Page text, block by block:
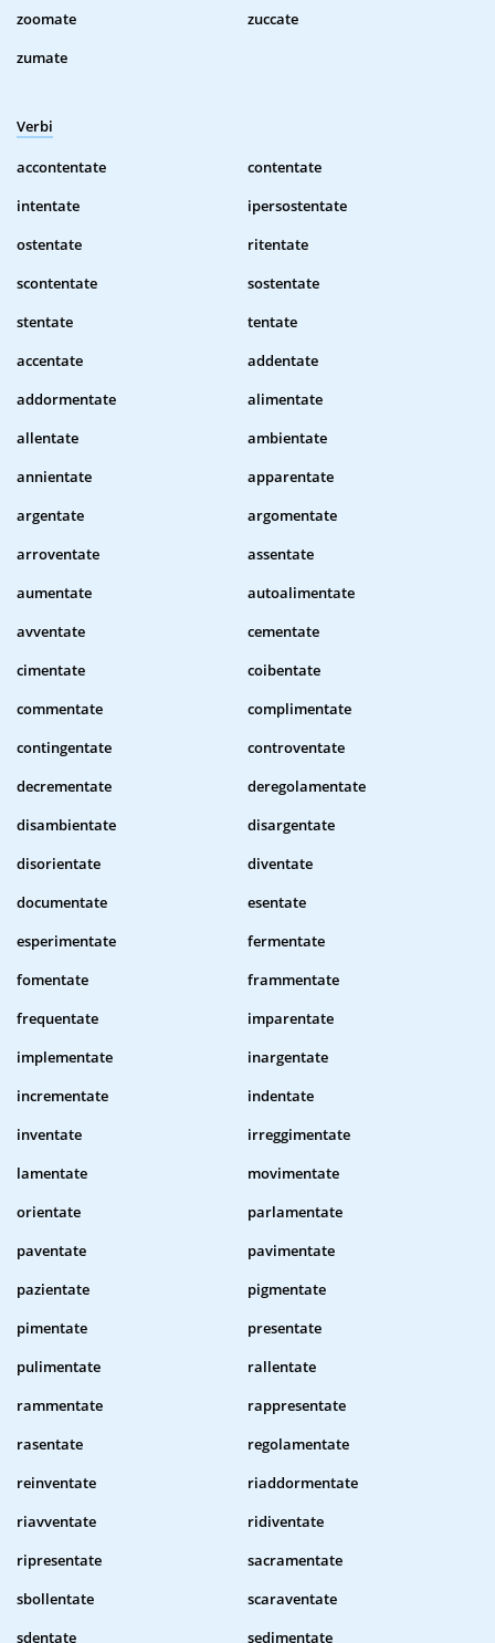
zoomate
zuccate
zumate
Verbi
accontentate
contentate
intentate
ipersostentate
ostentate
ritentate
scontentate
sostentate
stentate
tentate
accentate
addentate
addormentate
alimentate
allentate
ambientate
annientate
apparentate
argentate
argomentate
arroventate
assentate
aumentate
autoalimentate
avventate
cementate
cimentate
coibentate
commentate
complimentate
contingentate
controventate
decrementate
deregolamentate
disambientate
disargentate
disorientate
diventate
documentate
esentate
esperimentate
fermentate
fomentate
frammentate
frequentate
imparentate
implementate
inargentate
incrementate
indentate
inventate
irreggimentate
lamentate
movimentate
orientate
parlamentate
paventate
pavimentate
pazientate
pigmentate
pimentate
presentate
pulimentate
rallentate
rammentate
rappresentate
rasentate
regolamentate
reinventate
riaddormentate
riavventate
ridiventate
ripresentate
sacramentate
sbollentate
scaraventate
sdentate
sedimentate